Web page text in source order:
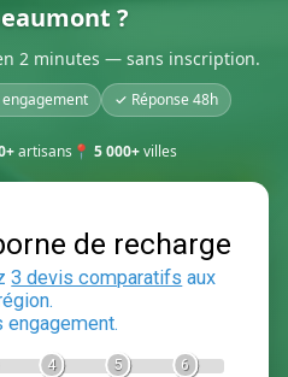
?
2 minutes — sans inscription.
✓ Réponse 48h
artisans 📍 5 000+villes
borne de